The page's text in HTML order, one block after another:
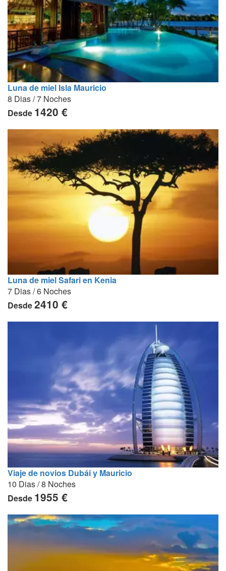
Luna de miel Isla Mauricio
8 Dias / 7 Noches
Desde 1420 €
Luna de miel Safari en Kenia
7 Dias / 6 Noches
Desde2410 €
Viaje de novios Dubái y Mauricio
10 Dias / 8 Noches
Desde 1955 €